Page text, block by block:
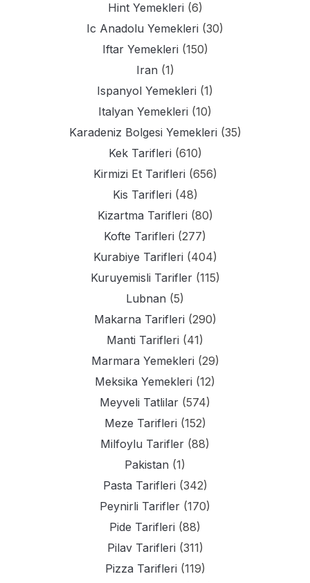
Hint Yemekleri (6)
Ic Anadolu Yemekleri (30)
Iftar Yemekleri (150)
Iran (1)
Ispanyol Yemekleri (1)
Italyan Yemekleri (10)
Karadeniz Bolgesi Yemekleri (35)
Kek Tarifleri (610)
Kirmizi Et Tarifleri (656)
Kis Tarifleri (48)
Kizartma Tarifleri (80)
Kofte Tarifleri (277)
Kurabiye Tarifleri (404)
Kuruyemisli Tarifler(115)
Lubnan (5)
Makarna Tarifleri (290)
Manti Tarifleri (41)
Marmara Yemekleri (29)
Meksika Yemekleri (12)
Meyveli Tatlilar (574)
Meze Tarifleri (152)
Milfoylu Tarifler (88)
Pakistan (1)
Pasta Tarifleri (342)
Peynirli Tarifler (170)
Pide Tarifleri (88)
Pilav Tarifleri (311)
Pizza Tarifleri (119)